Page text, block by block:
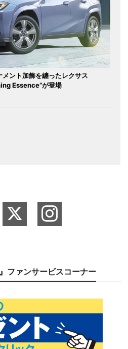
ント加飾を纏ったレクサス
Essence”が登場
ファンサービスコーナー